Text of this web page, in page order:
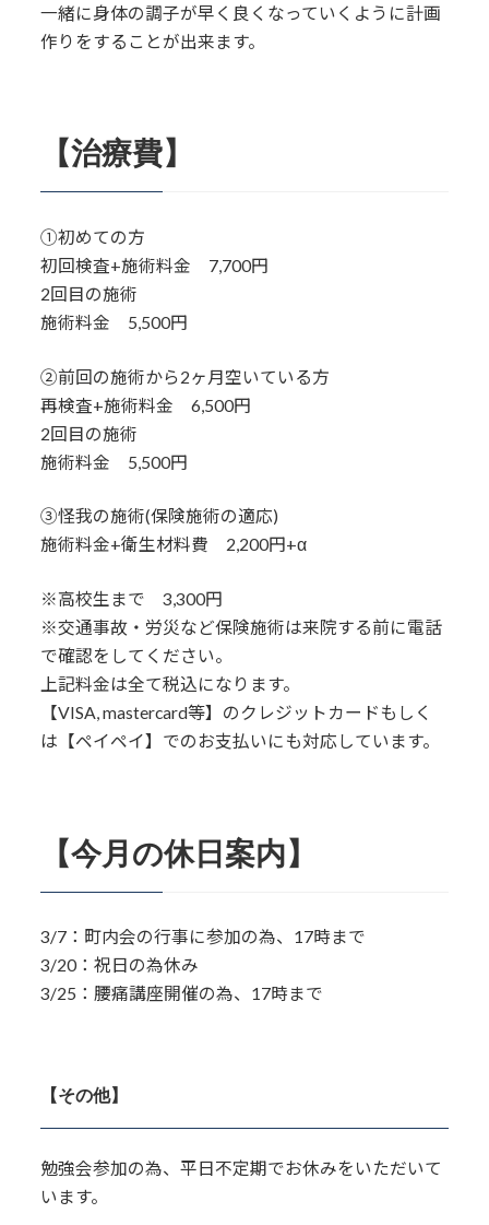
一緒に身体の調子が早く良くなっていくように計画
作りをすることが出来ます。
【治療費】
①初めての方
初回検査+施術料金 7,700円
2回目の施術
施術料金 5,500円
②前回の施術から2ヶ月空いている方
再検査+施術料金 6,500円
2回目の施術
施術料金 5,500円
③怪我の施術(保険施術の適応)
施術料金+衛生材料費 2,200円+α
※高校生まで 3,300円
※交通事故・労災など保険施術は来院する前に電話
で確認をしてください。
上記料金は全て税込になります。
【VISA, mastercard等】のクレジットカードもしく
は【ペイペイ】でのお支払いにも対応しています。
【今月の休日案内】
3/7：町内会の行事に参加の為、17時まで
3/20：祝日の為休み
3/25：腰痛講座開催の為、17時まで
【その他】
勉強会参加の為、平日不定期でお休みをいただいて
います。